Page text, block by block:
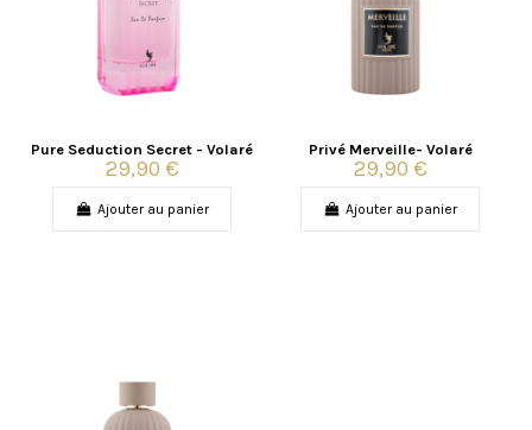
Pure Seduction Secret - Volaré
29,90 €
Ajouter au panier
Privé Merveille- Volaré
29,90 €
Ajouter au panier